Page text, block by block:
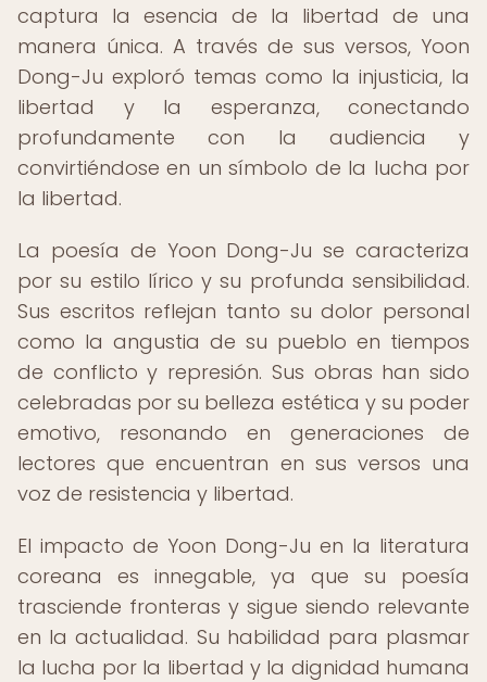
captura la esencia de la libertad de una
manera única. A través de sus versos, Yoon
Dong-Ju exploró temas como la injusticia, la
libertad y la esperanza, conectando
profundamente con la audiencia y
convirtiéndose en un símbolo de la lucha por
la libertad.
La poesía de Yoon Dong-Ju se caracteriza
por su estilo lírico y su profunda sensibilidad.
Sus escritos reflejan tanto su dolor personal
como la angustia de su pueblo en tiempos
de conflicto y represión. Sus obras han sido
celebradas por su belleza estética y su poder
emotivo, resonando en generaciones de
lectores que encuentran en sus versos una
voz de resistencia y libertad.
El impacto de Yoon Dong-Ju en la literatura
coreana es innegable, ya que su poesía
trasciende fronteras y sigue siendo relevante
en la actualidad. Su habilidad para plasmar
la lucha por la libertad y la dignidad humana